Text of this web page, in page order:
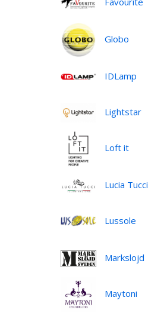
Globo
IDLamp
Lightstar
Loft it
Lucia Tucci
Lussole
Markslojd
Maytoni